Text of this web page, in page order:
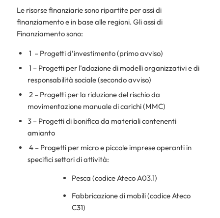
Le risorse finanziarie sono ripartite per assi di
finanziamento e in base alle regioni. Gli assi di
Finanziamento sono:
1 – Progetti d’investimento (primo avviso)
1 – Progetti per l’adozione di modelli organizzativi e di
responsabilità sociale (secondo avviso)
2 – Progetti per la riduzione del rischio da
movimentazione manuale di carichi (MMC)
3 – Progetti di bonifica da materiali contenenti
amianto
4 – Progetti per micro e piccole imprese operanti in
specifici settori di attività:
Pesca (codice Ateco A03.1)
Fabbricazione di mobili (codice Ateco
C31)